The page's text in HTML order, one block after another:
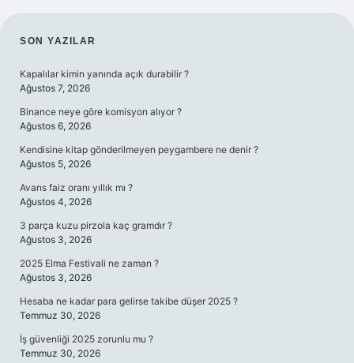
SIDEBAR
SON YAZILAR
Kapalılar kimin yanında açık durabilir ?
Ağustos 7, 2026
Binance neye göre komisyon alıyor ?
Ağustos 6, 2026
Kendisine kitap gönderilmeyen peygambere ne denir ?
Ağustos 5, 2026
Avans faiz oranı yıllık mı ?
Ağustos 4, 2026
3 parça kuzu pirzola kaç gramdır ?
Ağustos 3, 2026
2025 Elma Festivali ne zaman ?
Ağustos 3, 2026
Hesaba ne kadar para gelirse takibe düşer 2025 ?
Temmuz 30, 2026
İş güvenliği 2025 zorunlu mu ?
Temmuz 30, 2026